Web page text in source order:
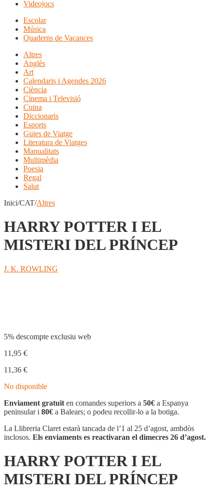
Videojocs
Escolar
Música
Quaderns de Vacances
Altres
Anglès
Art
Calendaris i Agendes 2026
Ciència
Cinema i Televisió
Cuina
Diccionaris
Esports
Guies de Viatge
Literatura de Viatges
Manualitats
Multimèdia
Poesia
Regal
Salut
Inici/CAT/Altres
HARRY POTTER I EL
MISTERI DEL PRÍNCEP
J. K. ROWLING
5% descompte exclusiu web
11,95 €
11,36 €
No disponible
Enviament gratuït en comandes superiors a 50€ a Espanya
peninsular i 80€ a Balears; o podeu recollir-lo a la botiga.
La Llibreria Claret estarà tancada de l’1 al 25 d’agost, ambdòs
inclosos. Els enviaments es reactivaran el dimecres 26 d’agost.
HARRY POTTER I EL
MISTERI DEL PRÍNCEP